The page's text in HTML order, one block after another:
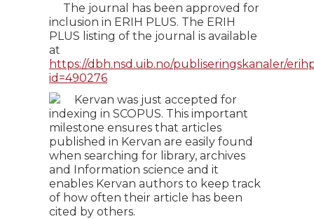
The journal has been approved for
inclusion in ERIH PLUS. The ERIH
PLUS listing of the journal is available
at
https://dbh.nsd.uib.no/publiseringskanaler/
id=490276
Kervan was just accepted for
indexing in SCOPUS. This important
milestone ensures that articles
published in Kervan are easily found
when searching for library, archives
and Information science and it
enables Kervan authors to keep track
of how often their article has been
cited by others.